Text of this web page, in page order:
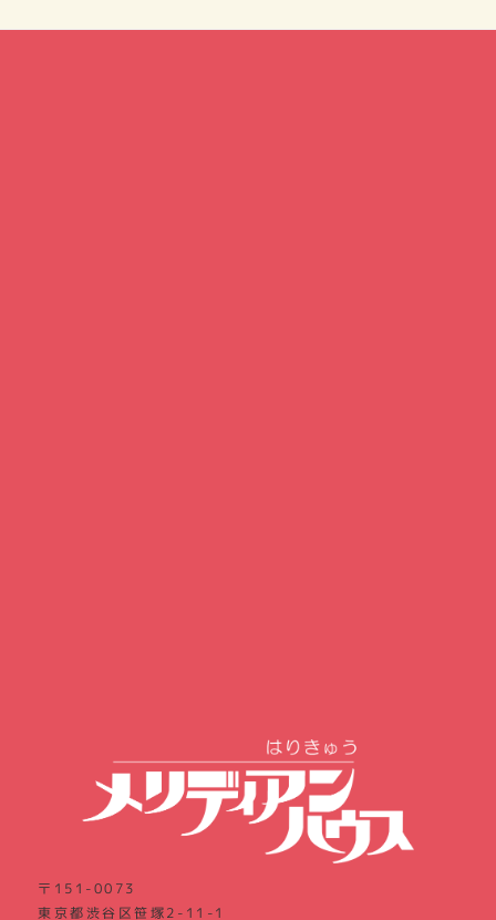
〒151-0073
東京都渋谷区笹塚2-11-1